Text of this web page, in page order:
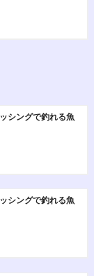
シングで釣れる魚
シングで釣れる魚